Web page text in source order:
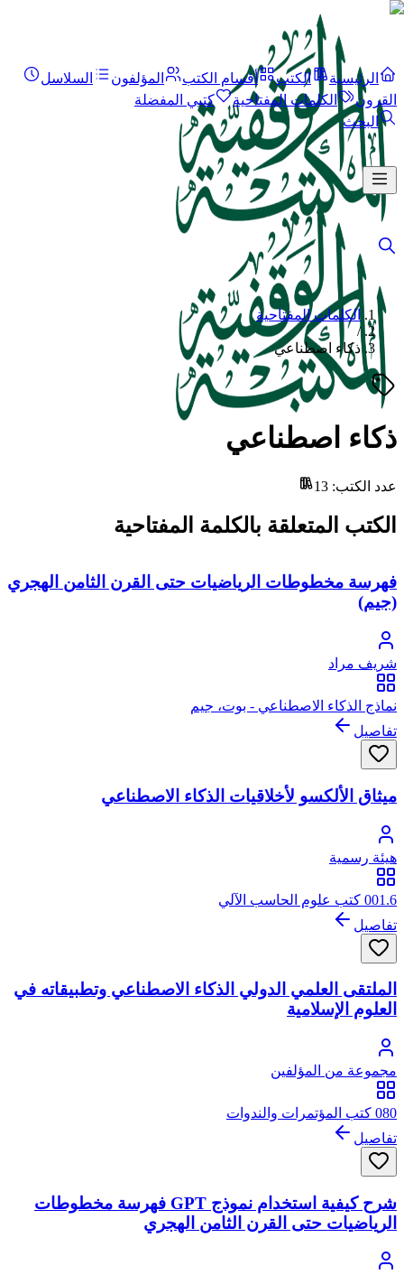
الرئيسية الكتب أقسام الكتب المؤلفون
السلاسل
القرون
الكلمات المفتاحية
كتبي المفضلة
البحث
الكلمات المفتاحية
/
ذكاء اصطناعي
ذكاء اصطناعي
عدد الكتب:
13
الكتب المتعلقة بالكلمة المفتاحية
فهرسة مخطوطات الرياضيات حتى القرن الثامن الهجري
(جيم)
شريف مراد
نماذج الذكاء الاصطناعي - بوت، جيم
تفاصيل
ميثاق الألكسو لأخلاقيات الذكاء الاصطناعي
هيئة رسمية
001.6 كتب علوم الحاسب الآلي
تفاصيل
الملتقى العلمي الدولي الذكاء الاصطناعي وتطبيقاته في
العلوم الإسلامية
مجموعة من المؤلفين
080 كتب المؤتمرات والندوات
تفاصيل
شرح كيفية استخدام نموذج GPT فهرسة مخطوطات
الرياضيات حتى القرن الثامن الهجري